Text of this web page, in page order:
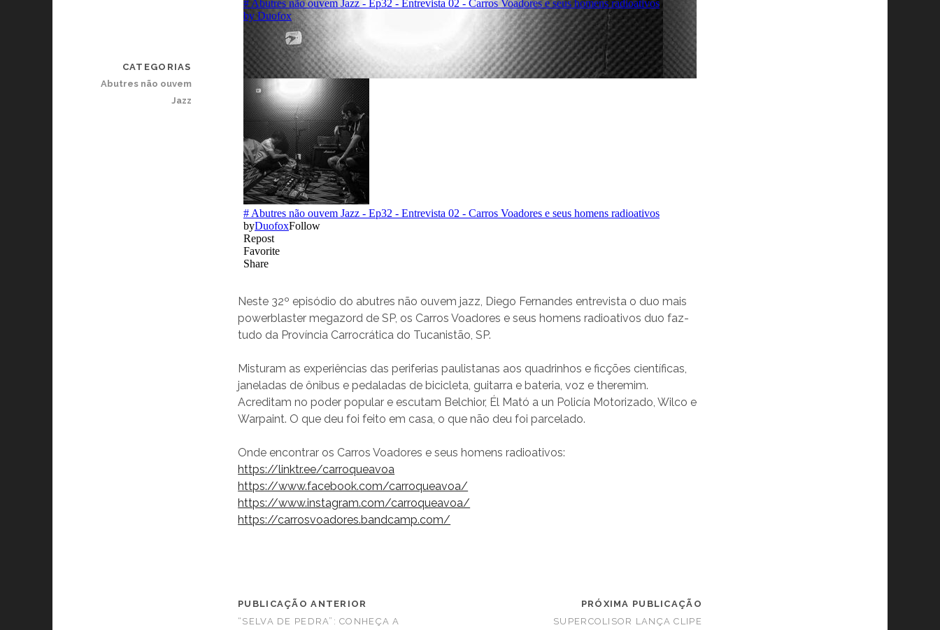
Neste 32º episódio do abutres não ouvem jazz, Diego Fernandes entrevista o duo mais
powerblaster megazord de SP, os Carros Voadores e seus homens radioativos duo faz-
tudo da Província Carrocrática do Tucanistão, SP.
Misturam as experiências das periferias paulistanas aos quadrinhos e ficções científicas,
janeladas de ônibus e pedaladas de bicicleta, guitarra e bateria, voz e theremim.
Acreditam no poder popular e escutam Belchior, Él Mató a un Policía Motorizado, Wilco e
Warpaint. O que deu foi feito em casa, o que não deu foi parcelado.
Onde encontrar os Carros Voadores e seus homens radioativos:
https://linktr.ee/carroqueavoa
https://www.facebook.com/carroqueavoa/
https://www.instagram.com/carroqueavoa/
https://carrosvoadores.bandcamp.com/
PUBLICAÇÃO ANTERIOR
“SELVA DE PEDRA”: CONHEÇA A
PRÓXIMA PUBLICAÇÃO
SUPERCOLISOR LANÇA CLIPE
CATEGORIAS
Abutres não ouvem
Jazz